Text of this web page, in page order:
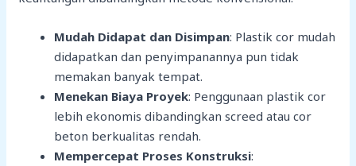
Mudah Didapat dan Disimpan: Plastik cor mudah
didapatkan dan penyimpanannya pun tidak
memakan banyak tempat.
Menekan Biaya Proyek: Penggunaan plastik cor
lebih ekonomis dibandingkan screed atau cor
beton berkualitas rendah.
Mempercepat Proses Konstruksi: